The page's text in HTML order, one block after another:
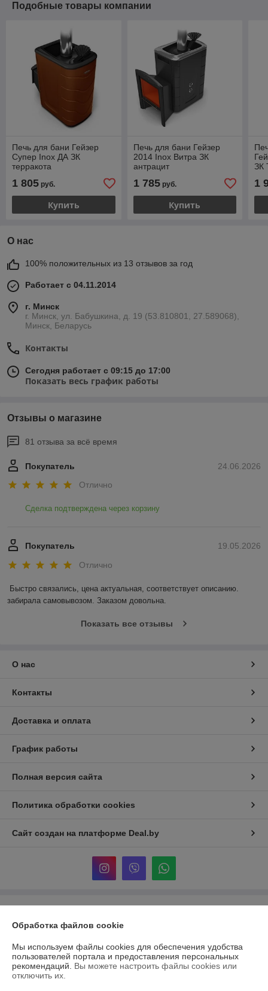
Подобные товары компании
Печь для бани Гейзер
Супер Inox ДА ЗК
терракота
1 805 руб.
Купить
Печь для бани Гейзер
2014 Inox Витра ЗК
антрацит
1 785руб.
Купить
ЗК
1
О нас
100% положительных из 13 отзывов за год
Работает с 04.11.2014
г. Минск
г. Минск, ул. Бабушкина, д. 19 (53.810801, 27.589068),
Минск, Беларусь
Контакты
Сегодня работает с 09:15 до 17:00
Показать весь график работы
Отзывы о магазине
81 отзыва за всё время
24.06.2026
Покупатель
Отлично
Сделка подтверждена через корзину
19.05.2026
Покупатель
Отлично
Быстро связались, цена актуальная, соответствует описанию.
забирала самовывозом. Заказом довольна.
Показать все отзывы
О нас
Контакты
Доставка и оплата
График работы
Полная версия сайта
Политика обработки cookies
Сайт создан на платформе Deal.by
Индивидуальный предприниматель:
222811 Минская обл., г. Марьина Горка, ул. Ленинская, д. 34, кв. 102
Регистрационный номер ЕГР: 691079471
Обработка файлов cookie
Мы используем файлы cookies для обеспечения удобства
пользователей портала и предоставления персональных
рекомендаций. Вы можете настроить файлы cookies или
отключить их.